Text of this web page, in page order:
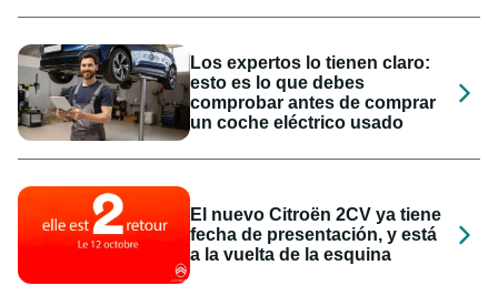
Los expertos lo tienen claro:
esto es lo que debes
comprobar antes de comprar
un coche eléctrico usado
El nuevo Citroën 2CV ya tiene
fecha de presentación, y está
a la vuelta de la esquina